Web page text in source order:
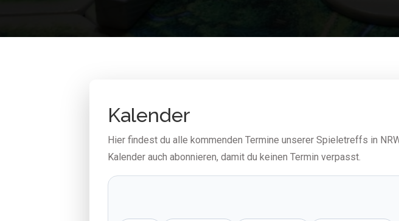
Kalender
Hier findest du alle kommenden Termine unserer Spieletreffs in
Kalender auch abonnieren, damit du keinen Termin verpasst.